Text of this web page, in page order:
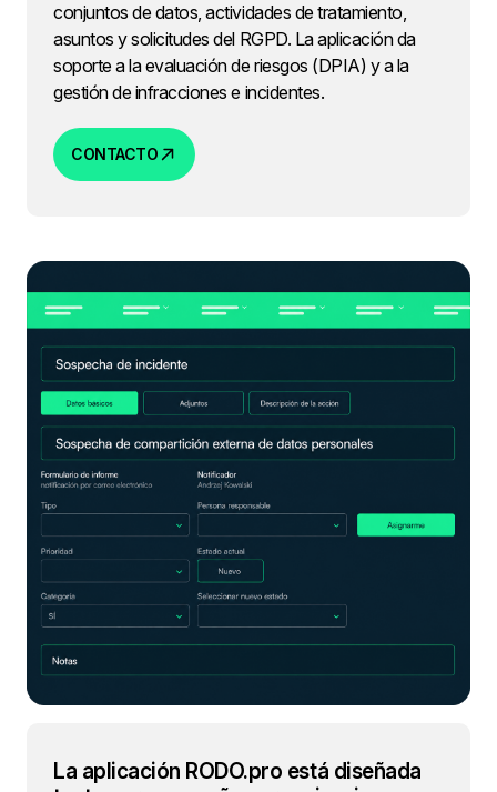
conjuntos de datos, actividades de tratamiento,
asuntos y solicitudes del RGPD. La aplicación da
soporte a la evaluación de riesgos (DPIA) y a la
gestión de infracciones e incidentes.
CONTACTO
La aplicación RODO.pro está diseñada